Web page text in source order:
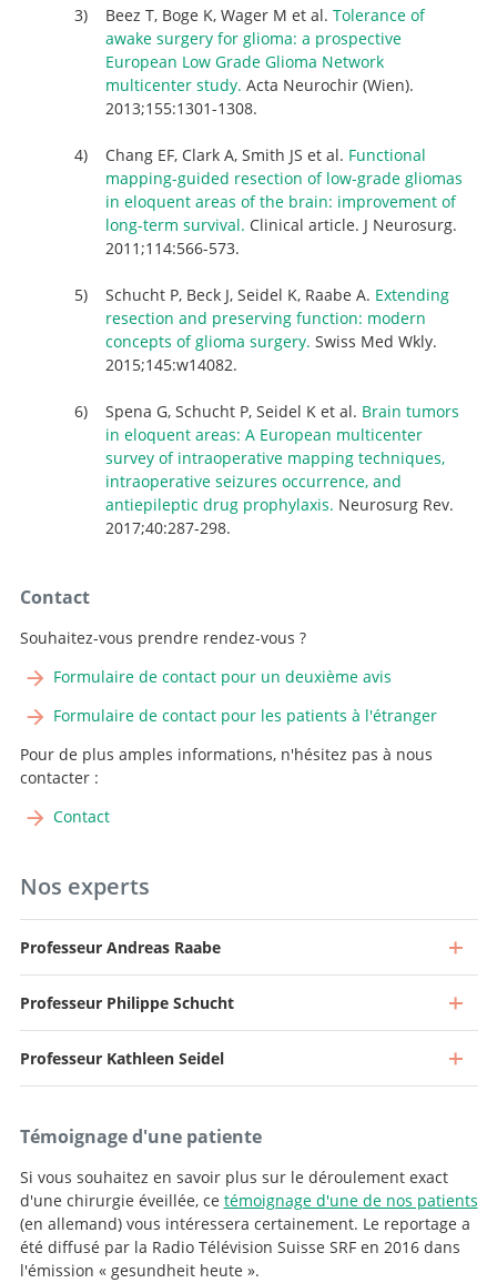
Beez T, Boge K, Wager M et al. Tolerance of
awake surgery for glioma: a prospective
European Low Grade Glioma Network
multicenter study. Acta Neurochir (Wien).
2013;155:1301-1308.
Chang EF, Clark A, Smith JS et al. Functional
mapping-guided resection of low-grade gliomas
in eloquent areas of the brain: improvement of
long-term survival. Clinical article. J Neurosurg.
2011;114:566-573.
Schucht P, Beck J, Seidel K, Raabe A. Extending
resection and preserving function: modern
concepts of glioma surgery. Swiss Med Wkly.
2015;145:w14082.
Spena G, Schucht P, Seidel K et al. Brain tumors
in eloquent areas: A European multicenter
survey of intraoperative mapping techniques,
intraoperative seizures occurrence, and
antiepileptic drug prophylaxis. Neurosurg Rev.
2017;40:287-298.
Contact
Souhaitez-vous prendre rendez-vous ?
Formulaire de contact pour un deuxième avis
Formulaire de contact pour les patients à l'étranger
Pour de plus amples informations, n'hésitez pas à nous
contacter :
Contact
Nos experts
Professeur Andreas Raabe
Professeur Philippe Schucht
Professeur Kathleen Seidel
Témoignage d'une patiente
Si vous souhaitez en savoir plus sur le déroulement exact
d'une chirurgie éveillée, ce témoignage d'une de nos patients
(en allemand) vous intéressera certainement. Le reportage a
été diffusé par la Radio Télévision Suisse SRF en 2016 dans
l'émission « gesundheit heute ».